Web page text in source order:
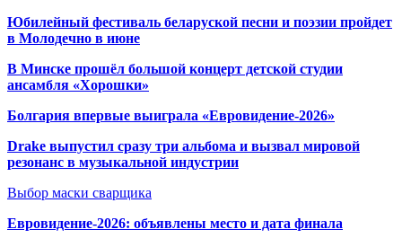
Юбилейный фестиваль беларуской песни и поэзии пройдет
в Молодечно в июне
В Минске прошёл большой концерт детской студии
ансамбля «Хорошки»
Болгария впервые выиграла «Евровидение-2026»
Drake выпустил сразу три альбома и вызвал мировой
резонанс в музыкальной индустрии
Выбор маски сварщика
Евровидение-2026: объявлены место и дата финала